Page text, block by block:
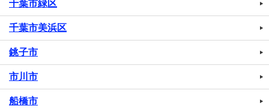
千葉市緑区
千葉市美浜区
銚子市
市川市
船橋市